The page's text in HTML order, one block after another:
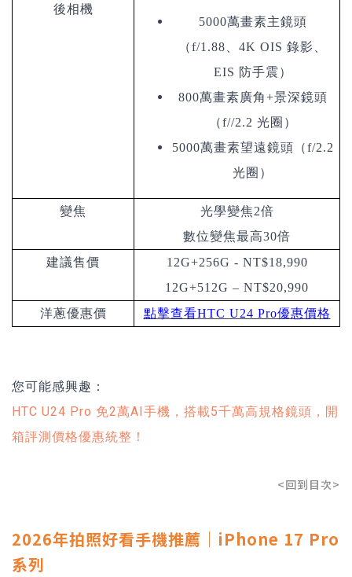
後相機
5000萬畫素主鏡頭
（f/1.88、4K OIS 錄影、
EIS 防手震）
800萬畫素廣角+景深鏡頭
（f//2.2 光圈）
5000萬畫素望遠鏡頭（f/2.2
光圈）
變焦
光學變焦2倍
數位變焦最高30倍
建議售價
12G+256G - NT$18,990
12G+512G – NT$20,990
洋蔥優惠價
點擊查看HTC U24 Pro優惠價格
您可能感興趣：
HTC U24 Pro 免2萬AI手機，搭載5千萬高規格鏡頭，開
箱評測價格優惠統整！
<回到目次>
2026年拍照好看手機推薦｜iPhone 17 Pro
系列